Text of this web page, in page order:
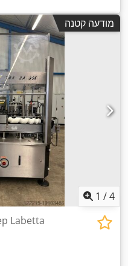
מודעה קטנה
1 /4